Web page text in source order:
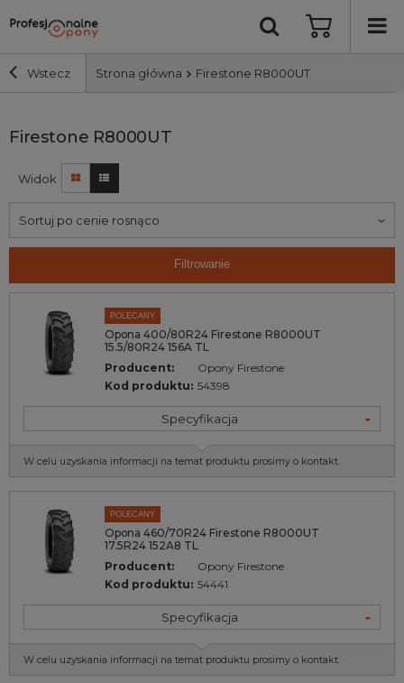
Wstecz Strona główna Firestone R8000UT
Szerokość i profil
Średnica
Producent
Nośność
Wyszukaj
Firestone R8000UT
Widok
Sortuj po cenie rosnąco
Filtrowanie
POLECANY
Opona 400/80R24 Firestone R8000UT
15.5/80R24 156A TL
Producent:
Opony Firestone
Kod produktu: 54398
Specyfikacja
W celu uzyskania informacji na temat produktu prosimy o kontakt.
POLECANY
Opona 460/70R24 Firestone R8000UT
17.5R24 152A8 TL
Producent:
Opony Firestone
Kod produktu: 54441
Specyfikacja
W celu uzyskania informacji na temat produktu prosimy o kontakt.